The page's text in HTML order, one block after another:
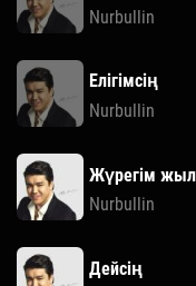
Nurbullin
Елігімсің
Nurbullin
Жүрегім
Nurbullin
Дейсің